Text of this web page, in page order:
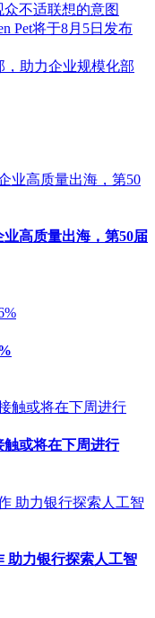
不适联想的意图
Pet将于8月5日发布
，助力企业规模化部
高质量出海，第50届
或将在下周进行
助力银行探索人工智